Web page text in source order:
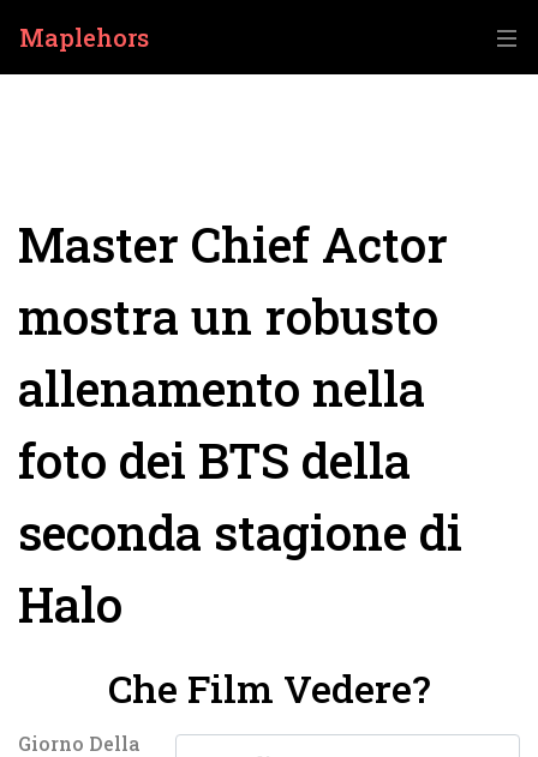
Maplehors
Master Chief Actor
mostra un robusto
allenamento nella
foto dei BTS della
seconda stagione di
Halo
Che Film Vedere?
Giorno Della